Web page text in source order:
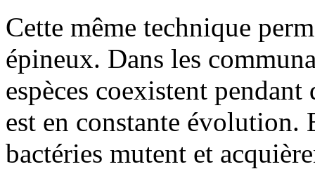
Cette même technique
épineux. Dans les
espèces coexistent
est en constante évolution.
bactéries mutent et